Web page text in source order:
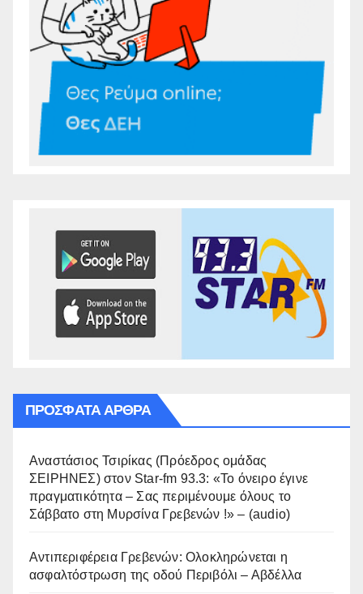
ΠΡΌΣΦΑΤΑ ΆΡΘΡΑ
Αναστάσιος Τσιρίκας (Πρόεδρος ομάδας
ΣΕΙΡΗΝΕΣ) στον Star-fm 93.3: «Το όνειρο έγινε
πραγματικότητα – Σας περιμένουμε όλους το
Σάββατο στη Μυρσίνα Γρεβενών !» – (audio)
Αντιπεριφέρεια Γρεβενών: Ολοκληρώνεται η
ασφαλτόστρωση της οδού Περιβόλι – Αβδέλλα